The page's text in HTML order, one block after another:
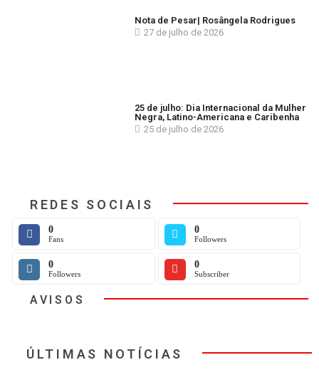
Nota de Pesar| Rosângela Rodrigues
27 de julho de 2026
25 de julho: Dia Internacional da Mulher
Negra, Latino-Americana e Caribenha
25 de julho de 2026
REDES SOCIAIS
0
Fans
0
Followers
0
Followers
0
Subscriber
AVISOS
ÚLTIMAS NOTÍCIAS